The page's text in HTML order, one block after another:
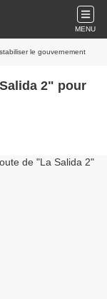
MENU
le gouvernement
2" pour